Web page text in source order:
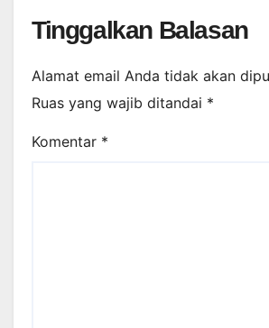
Tinggalkan Balasan
Alamat email Anda tidak akan
Ruas yang wajib ditandai *
Komentar *